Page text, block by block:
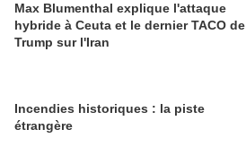
Max Blumenthal explique l'attaque
hybride à Ceuta et le dernier TACO de
Trump sur l'Iran
Incendies historiques : la piste
étrangère